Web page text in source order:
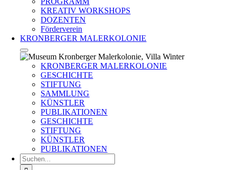
KREATIV WORKSHOPS
DOZENTEN
Förderverein
KRONBERGER MALERKOLONIE
KRONBERGER MALERKOLONIE
GESCHICHTE
STIFTUNG
SAMMLUNG
KÜNSTLER
PUBLIKATIONEN
GESCHICHTE
STIFTUNG
KÜNSTLER
PUBLIKATIONEN
Suche
nach: